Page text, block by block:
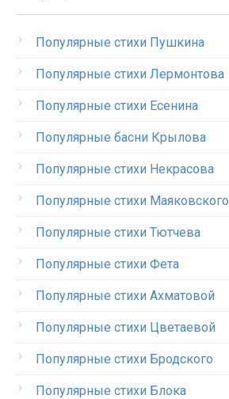
Популярные стихи Пушкина
Популярные стихи Лермонтова
Популярные стихи Есенина
Популярные басни Крылова
Популярные стихи Некрасова
Популярные стихи Маяковского
Популярные стихи Тютчева
Популярные стихи Фета
Популярные стихи Ахматовой
Популярные стихи Цветаевой
Популярные стихи Бродского
Популярные стихи Блока